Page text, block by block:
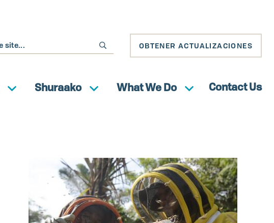
OBTENER ACTUALIZACIONES
Shuraako What We Do Contact Us